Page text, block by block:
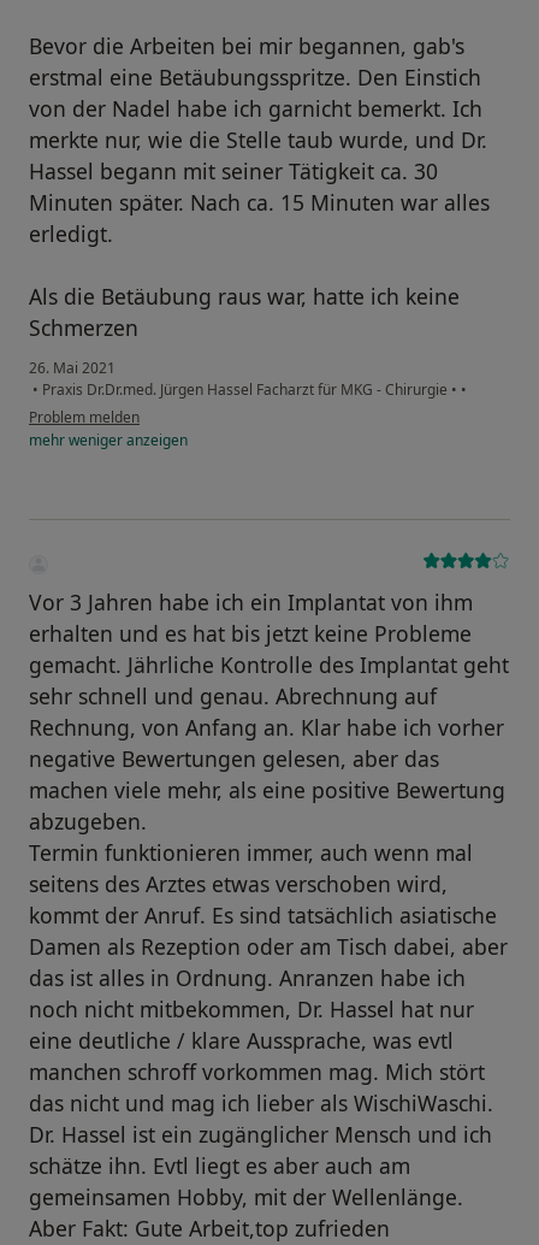
Bevor die Arbeiten bei mir begannen, gab's
erstmal eine Betäubungsspritze. Den Einstich
von der Nadel habe ich garnicht bemerkt. Ich
merkte nur, wie die Stelle taub wurde, und Dr.
Hassel begann mit seiner Tätigkeit ca. 30
Minuten später. Nach ca. 15 Minuten war alles
erledigt.
Als die Betäubung raus war, hatte ich keine
Schmerzen
26. Mai 2021
• Praxis Dr.Dr.med. Jürgen Hassel Facharzt für MKG - Chirurgie • •
Problem melden
mehrwenigeranzeigen
Vor 3 Jahren habe ich ein Implantat von ihm
erhalten und es hat bis jetzt keine Probleme
gemacht. Jährliche Kontrolle des Implantat geht
sehr schnell und genau. Abrechnung auf
Rechnung, von Anfang an. Klar habe ich vorher
negative Bewertungen gelesen, aber das
machen viele mehr, als eine positive Bewertung
abzugeben.
Termin funktionieren immer, auch wenn mal
seitens des Arztes etwas verschoben wird,
kommt der Anruf. Es sind tatsächlich asiatische
Damen als Rezeption oder am Tisch dabei, aber
das ist alles in Ordnung. Anranzen habe ich
noch nicht mitbekommen, Dr. Hassel hat nur
eine deutliche / klare Aussprache, was evtl
manchen schroff vorkommen mag. Mich stört
das nicht und mag ich lieber als WischiWaschi.
Dr. Hassel ist ein zugänglicher Mensch und ich
schätze ihn. Evtl liegt es aber auch am
gemeinsamen Hobby, mit der Wellenlänge.
Aber Fakt: Gute Arbeit,top zufrieden